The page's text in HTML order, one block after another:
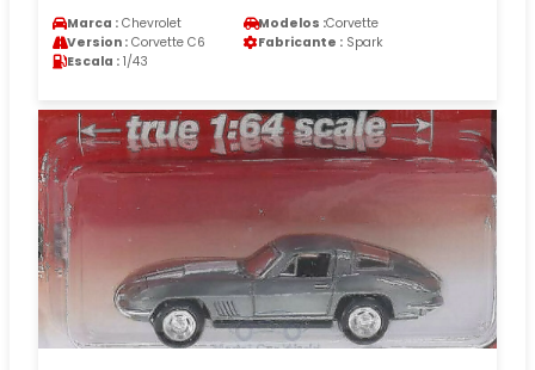
Marca : Chevrolet Modelos :Corvette
Version : Corvette C6 Fabricante : Spark
Escala : 1/43